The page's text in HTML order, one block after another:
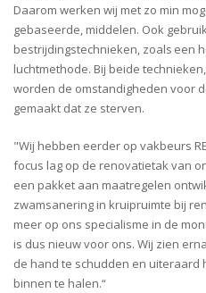
Daarom werken wij met zo min
gebaseerde, middelen. Ook
bestrijdingstechnieken, zoals een
luchtmethode. Bij beide
worden de omstandigheden voor
gemaakt dat ze sterven.
"Wij hebben eerder op vakbeurs
focus lag op de renovatietak van
een pakket aan maatregelen
zwamsanering in kruipruimte bij
meer op ons specialisme in de
is dus nieuw voor ons. Wij zien
de hand te schudden en uiteraard
binnen te halen.“